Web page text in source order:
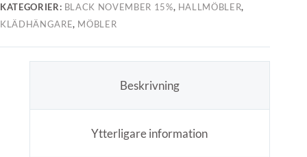
KATEGORIER: BLACK NOVEMBER 15%, HALLMÖBLER,
KLÄDHÄNGARE, MÖBLER
Beskrivning
Ytterligare information